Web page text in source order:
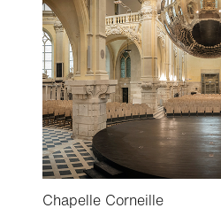
Chapelle Corneille